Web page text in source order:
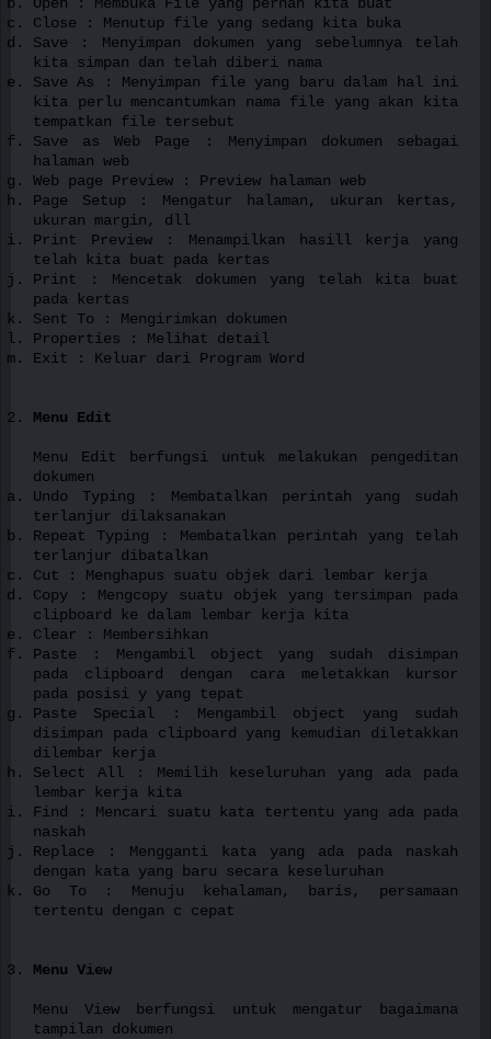
Close : Menutup file yang sedang kita buka
Save : Menyimpan dokumen yang sebelumnya telah
kita simpan dan telah diberi nama
Save As : Menyimpan file yang baru dalam hal ini
kita perlu mencantumkan nama file yang akan kita
tempatkan file tersebut
Save as Web Page : Menyimpan dokumen sebagai
halaman web
Web page Preview : Preview halaman web
Page Setup : Mengatur halaman, ukuran kertas,
ukuran margin, dll
Print Preview : Menampilkan hasill kerja yang
telah kita buat pada kertas
Print : Mencetak dokumen yang telah kita buat
pada kertas
Sent To : Mengirimkan dokumen
Properties : Melihat detail
Exit : Keluar dari Program Word
Menu Edit
Menu Edit berfungsi untuk melakukan pengeditan
dokumen
Undo Typing : Membatalkan perintah yang sudah
terlanjur dilaksanakan
Repeat Typing : Membatalkan perintah yang telah
terlanjur dibatalkan
Cut : Menghapus suatu objek dari lembar kerja
Copy : Mengcopy suatu objek yang tersimpan pada
clipboard ke dalam lembar kerja kita
Clear : Membersihkan
Paste : Mengambil object yang sudah disimpan
pada clipboard dengan cara meletakkan kursor
pada posisi y yang tepat
Paste Special : Mengambil object yang sudah
disimpan pada clipboard yang kemudian diletakkan
dilembar kerja
Select All : Memilih keseluruhan yang ada pada
lembar kerja kita
Find : Mencari suatu kata tertentu yang ada pada
naskah
Replace : Mengganti kata yang ada pada naskah
dengan kata yang baru secara keseluruhan
Go To : Menuju kehalaman, baris, persamaan
tertentu dengan c cepat
Menu View
Menu View berfungsi untuk mengatur bagaimana
tampilan dokumen